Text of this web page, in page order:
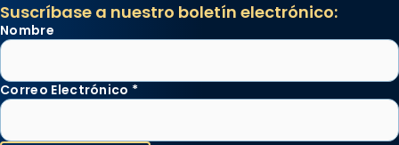
Suscríbase a nuestro boletín electrónico:
Nombre
Correo Electrónico *